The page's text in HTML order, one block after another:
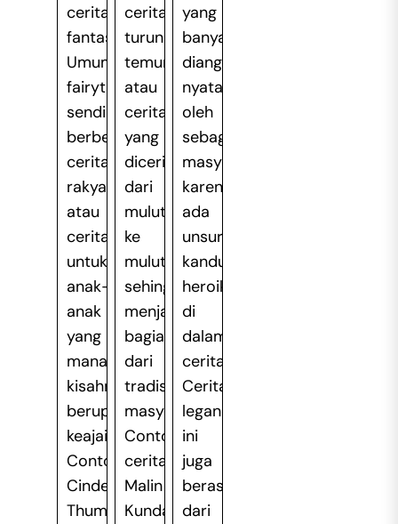
cerita
fantasi.
Umumnya
fairytale
sendiri
berbentuk
cerita
rakyat
atau
cerita
untuk
anak-
anak
yang
mana
kisahnya
berupa
keajaiban.
Contohnya,
Cinderella,
Thumbelina,
cerita
turun
temurun
atau
cerita
yang
diceritakan
dari
mulut
ke
mulut,
sehingga
menjadi
bagian
dari
tradisi
masyarakat.
Contohnya,
cerita
Malin
Kundang.
yang
banyak
dianggap
nyata
oleh
sebagian
masyarakat
karena
ada
unsur
kandungan
heroik
di
dalam
ceritanya.
Cerita
leganda
ini
juga
berasal
dari